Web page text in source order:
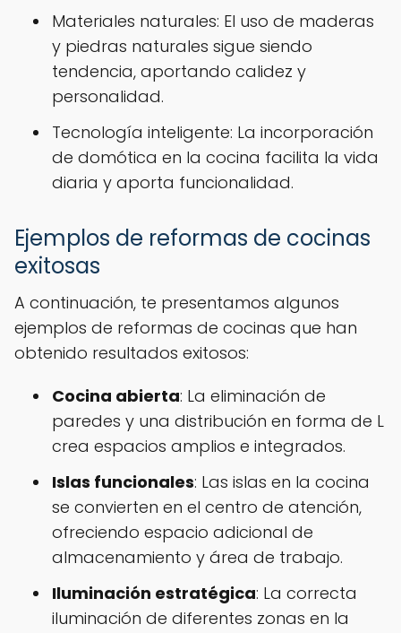
Materiales naturales: El uso de maderas
y piedras naturales sigue siendo
tendencia, aportando calidez y
personalidad.
Tecnología inteligente: La incorporación
de domótica en la cocina facilita la vida
diaria y aporta funcionalidad.
Ejemplos de reformas de cocinas
exitosas
A continuación, te presentamos algunos
ejemplos de reformas de cocinas que han
obtenido resultados exitosos:
Cocina abierta: La eliminación de
paredes y una distribución en forma de L
crea espacios amplios e integrados.
Islas funcionales: Las islas en la cocina
se convierten en el centro de atención,
ofreciendo espacio adicional de
almacenamiento y área de trabajo.
Iluminación estratégica: La correcta
iluminación de diferentes zonas en la